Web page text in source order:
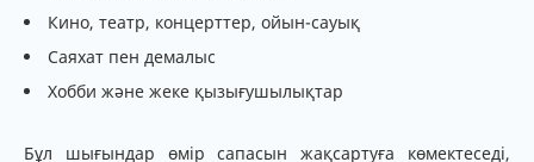
Кино, театр, концерттер, ойын-сауық
Саяхат пен демалыс
Хобби және жеке қызығушылықтар
Бұл шығындар өмір сапасын жақсартуға көмектеседі,